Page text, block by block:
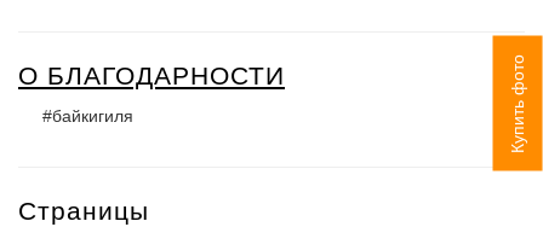
О БЛАГОДАРНОСТИ
#байкигиля
Страницы
Купить фото